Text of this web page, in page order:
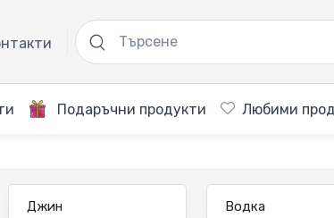
Подаръчни продукти Любими
Джин Водка